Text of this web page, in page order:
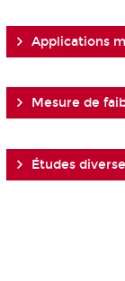
Applications
Mesure de
Études